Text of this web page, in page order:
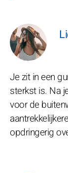
Je zit in een
sterkst is. Na
voor de
opdringerig